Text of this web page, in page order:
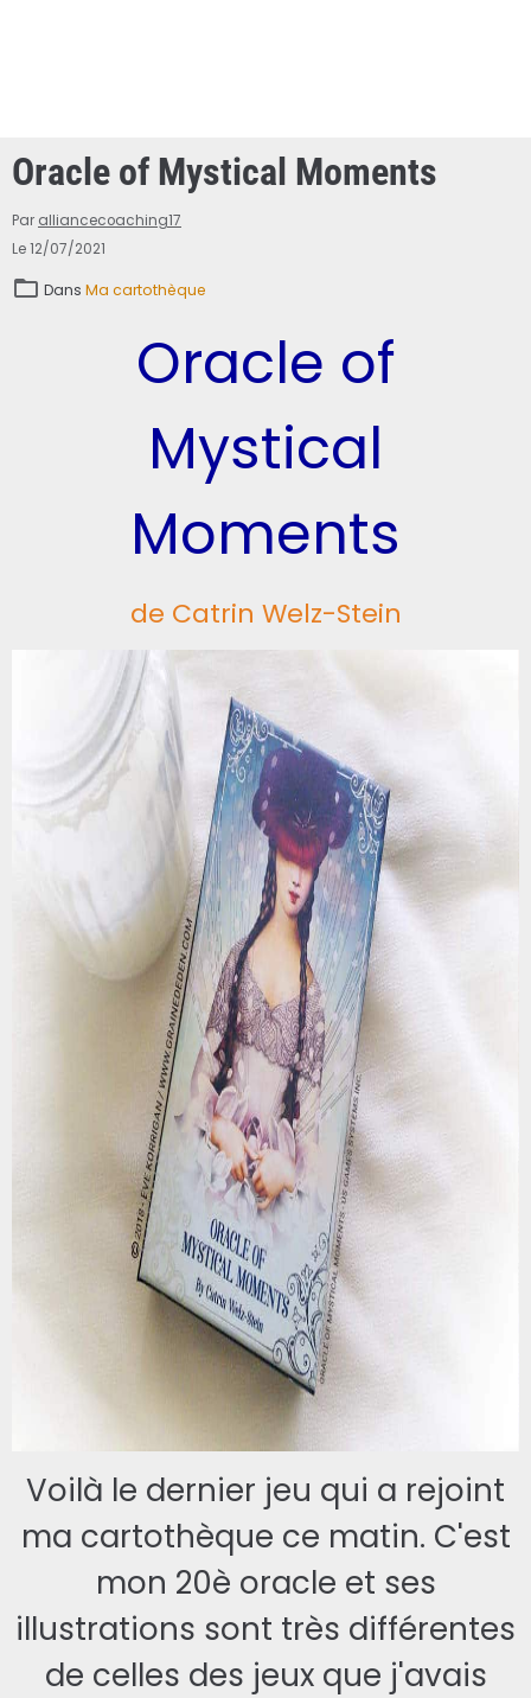
Oracle of Mystical Moments
Par alliancecoaching17
Le 12/07/2021
Dans Ma cartothèque
Oracle of
Mystical
Moments
de Catrin Welz-Stein
Voilà le dernier jeu qui a rejoint
ma cartothèque ce matin. C'est
mon 20è oracle et ses
illustrations sont très différentes
de celles des jeux que j'avais